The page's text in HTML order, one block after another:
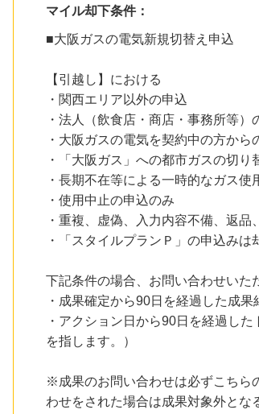
マイル却下条件：
■大阪ガスの電気新規切替え申込
【引越し】における
・関西エリア以外の申込
・法人（飲食店・商店・事務所等）
・大阪ガスの電気を契約中の方から
・「大阪ガス」への都市ガスの切り
・長期不在等による一時的なガス使
・使用中止の申込のみ
・重複、虚偽、入力内容不備、返
・「スタイルプランＰ」の申込みは
下記条件の場合、お問い合わせいた
・成果確定から90日を経過した成
・アクション日から90日を経過し
を指します。）
※成果のお問い合わせは必ずこちら
わせをされた場合は成果対象外とな